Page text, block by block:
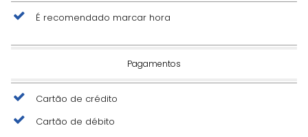
É recomendado marcar hora
Pagamentos
Cartão de crédito
Cartão de débito